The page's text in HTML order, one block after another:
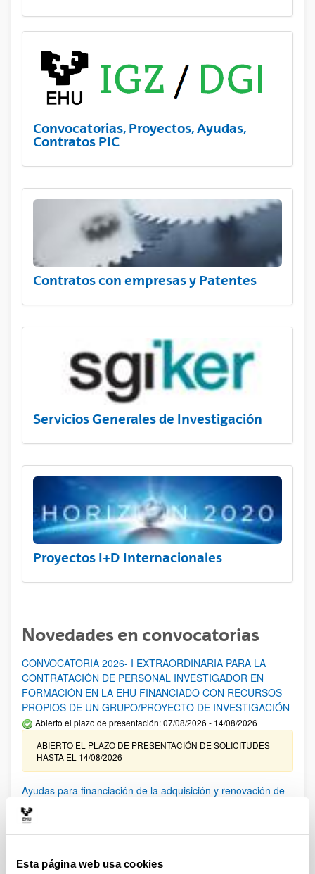
Esta página web usa cookies
Convocatorias, Proyectos, Ayudas,
Contratos PIC
Contratos con empresas y Patentes
Servicios Generales de Investigación
Proyectos I+D Internacionales
Novedades en convocatorias
CONVOCATORIA 2026- I EXTRAORDINARIA PARA LA
CONTRATACIÓN DE PERSONAL INVESTIGADOR EN
FORMACIÓN EN LA EHU FINANCIADO CON RECURSOS
PROPIOS DE UN GRUPO/PROYECTO DE INVESTIGACIÓN
Abierto el plazo de presentación: 07/08/2026 - 14/08/2026
ABIERTO EL PLAZO DE PRESENTACIÓN DE SOLICITUDES
HASTA EL 14/08/2026
Ayudas para financiación de la adquisición y renovación de
infraestructura científica y fondos bibliográficos en la
UPV/EHU 2026
Trámite abierto
25/03/2026: Corrección de errores del listado provisional de
solicitudes admitidas y excluidas. 23/03/2026: Relación